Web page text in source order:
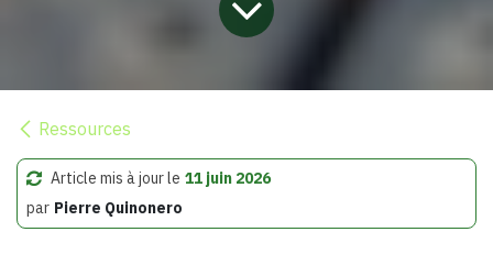
Ressources
Article mis à jour le 11 juin 2026
par Pierre Quinonero